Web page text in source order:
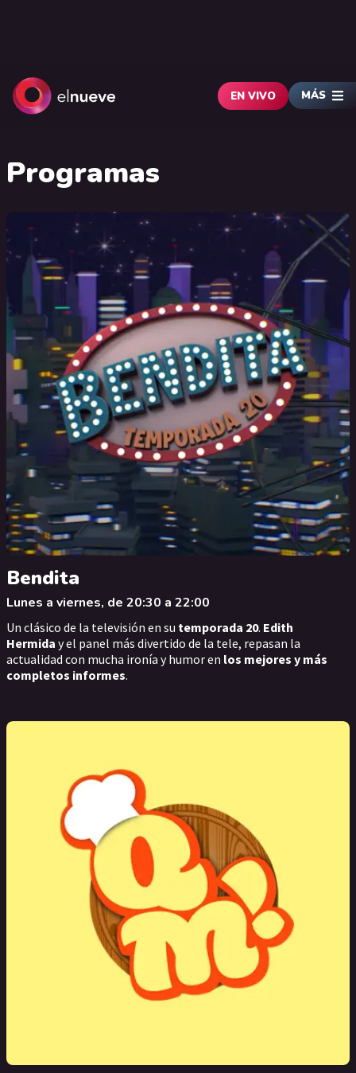
EN VIVO MÁS
Programas
Bendita
Lunes a viernes, de 20:30 a 22:00
Un clásico de la televisión en su temporada 20. Edith
Hermida y el panel más divertido de la tele, repasan la
actualidad con mucha ironía y humor en los mejores y más
completos informes.